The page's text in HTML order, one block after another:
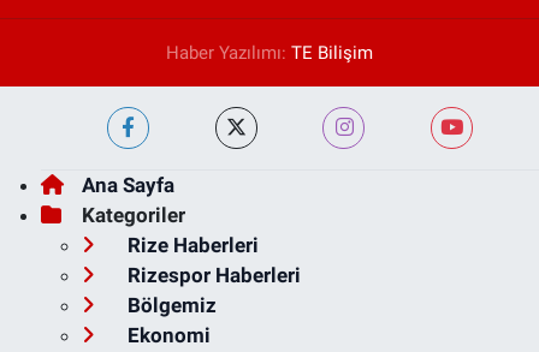
Haber Yazılımı: TE Bilişim
Ana Sayfa
Kategoriler
Rize Haberleri
Rizespor Haberleri
Bölgemiz
Ekonomi